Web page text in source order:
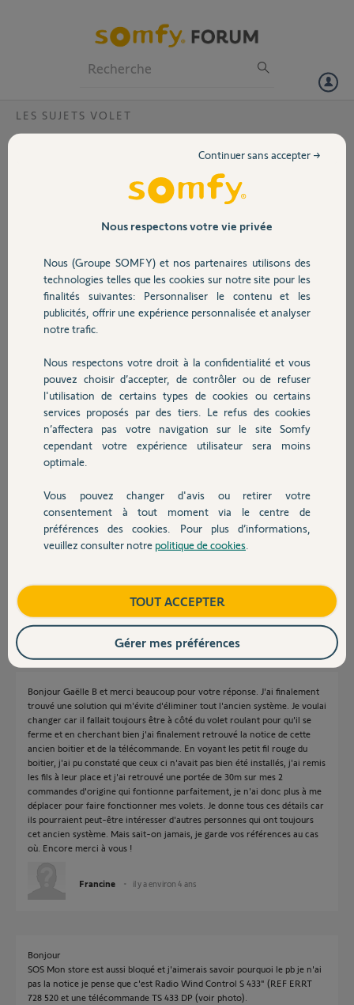
Volet
Sécurité
Domotique
Chauffage
Autres produits
Devis avec un pro
Contact
LES SUJETS VOLET
Quel boitier récepteur Somfy remplace un
télécommade est RT 103 224 ERETE 28260
de ce fait, comme ce boitier et sa télécommande ne sont pas
duplicable, J'aimerai savoir quel récepteur est compatible.
Merci d'avance pour votre réponse
Francine
Participer au fil de discussion
Réponses
Cette télécommande ne sera en effet plus fabriquée. Il est donc
nécessaire de changer le récepteur et la télécommande.
Vous pouvez donc vous équiper en lieu et place d'un micro-module pour
volet roulant (Ref:2401162) et d'une télécommande type Smoove RTS
Bonne journée,
Gaëlle B. il y a environ 4 ans
Bonjour Gaëlle B et merci beaucoup pour votre réponse. J'ai finalement
trouvé une solution qui m'évite d'éliminer tout l'ancien système. Je voulai
changer car il fallait toujours être à côté du volet roulant pour qu'il se
ferme et en cherchant bien j'ai finalement retrouvé la notice de cette
ancien boitier et de la télécommande. En voyant les petit fil rouge du
boitier, j'ai pu constaté que ceux ci n'avait pas bien été installés, j'ai remis
les fils à leur place et j'ai retrouvé une portée de 30m sur mes 2
commandes d'origine qui fontionne parfaitement, je n'ai donc plus à me
déplacer pour faire fonctionner mes volets. Je donne tous ces détails car
ils pourraient peut-être intéresser d'autres personnes qui ont toujours
cet ancien système. Mais sait-on jamais, je garde vos références au cas
où. Encore merci à vous !
Francine il y a environ 4 ans
Bonjour
SOS Mon store est aussi bloqué et j'aimerais savoir pourquoi le pb je n'ai
pas la notice je pense que c'est Radio Wind Control S 433" (REF ERRT
728 520 et une télécommande TS 433 DP (voir photo).
Nous respectons votre vie privée
Nous (Groupe SOMFY) et nos partenaires utilisons des
technologies telles que les cookies sur notre site pour les
finalités suivantes: Personnaliser le contenu et les
publicités, offrir une expérience personnalisée et analyser
notre trafic.
Nous respectons votre droit à la confidentialité et vous
pouvez choisir d’accepter, de contrôler ou de refuser
l'utilisation de certains types de cookies ou certains
services proposés par des tiers. Le refus des cookies
n’affectera pas votre navigation sur le site Somfy
cependant votre expérience utilisateur sera moins
optimale.
Vous pouvez changer d'avis ou retirer votre
consentement à tout moment via le centre de
préférences des cookies. Pour plus d’informations,
veuillez consulter notre politique de cookies
Continuer sans accepter →
TOUT ACCEPTER
Gérer mes préférences